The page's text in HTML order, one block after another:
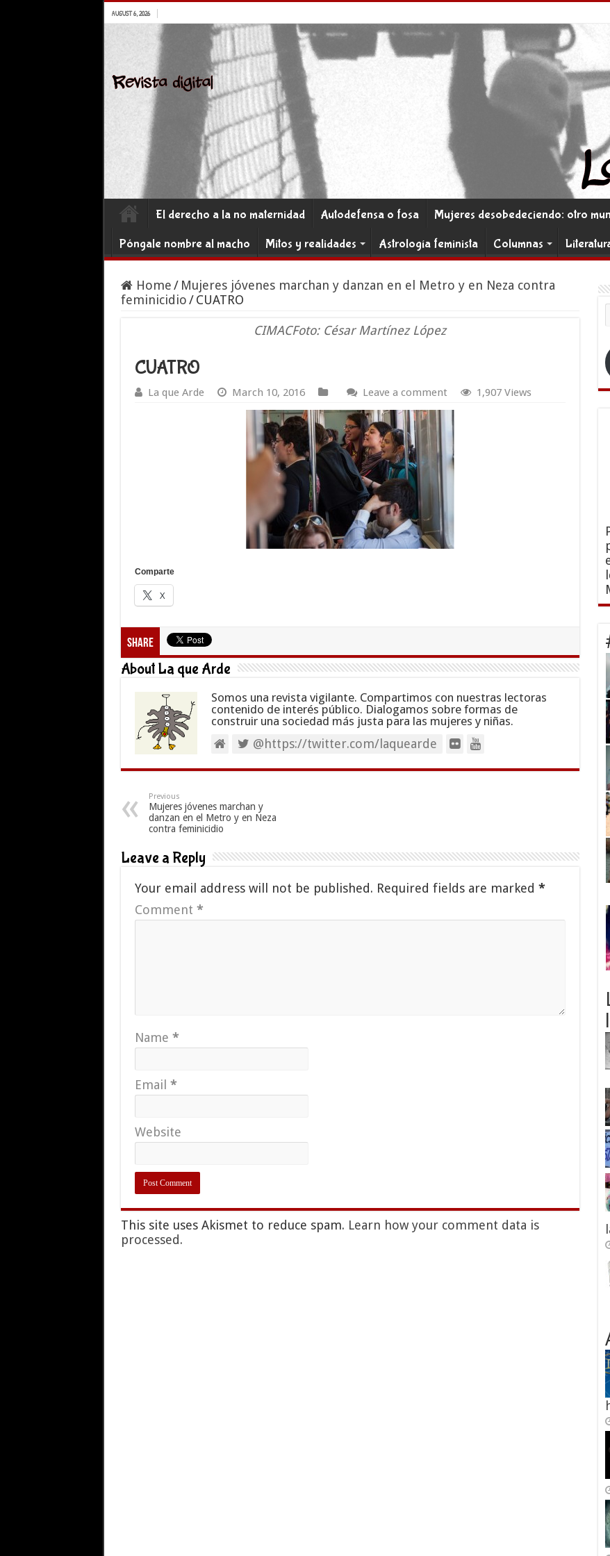
AUGUST 6, 2026
El derecho a la no maternidad Autodefensa o fosa
Mujeres desobedeciendo: otro
Póngale nombre al macho
Mitos y realidades Astrología feminista Columnas
Home/ Mujeres jóvenes marchan y danzan en el Metro y en Neza contra
feminicidio/ CUATRO
CIMACFoto: César Martínez López
CUATRO
La que Arde March 10, 2016 Leave a comment 1,907 Views
Comparte
X
Share
About La que Arde
Somos una revista vigilante. Compartimos con nuestras lectoras
contenido de interés público. Dialogamos sobre formas de
construir una sociedad más justa para las mujeres y niñas.
@https://twitter.com/laquearde
Previous
Mujeres jóvenes marchan y
danzan en el Metro y en Neza
contra feminicidio
Leave a Reply
Your email address will not be published. Required fields are marked *
Comment *
Name *
Email *
Website
This site uses Akismet to reduce spam. Learn how your comment data is
processed.